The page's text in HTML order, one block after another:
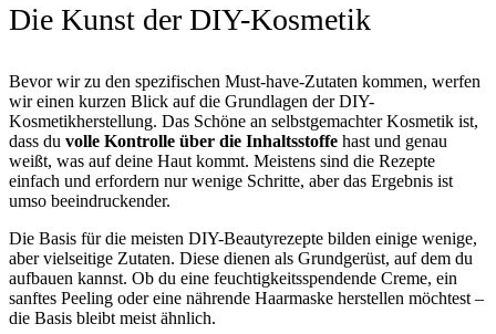
Die Kunst der DIY-Kosmetik
Bevor wir zu den spezifischen Must-have-Zutaten kommen, werfen
wir einen kurzen Blick auf die Grundlagen der DIY-
Kosmetikherstellung. Das Schöne an selbstgemachter Kosmetik ist,
dass du volle Kontrolle über die Inhaltsstoffe hast und genau
weißt, was auf deine Haut kommt. Meistens sind die Rezepte
einfach und erfordern nur wenige Schritte, aber das Ergebnis ist
umso beeindruckender.
Die Basis für die meisten DIY-Beautyrezepte bilden einige wenige,
aber vielseitige Zutaten. Diese dienen als Grundgerüst, auf dem du
aufbauen kannst. Ob du eine feuchtigkeitsspendende Creme, ein
sanftes Peeling oder eine nährende Haarmaske herstellen möchtest –
die Basis bleibt meist ähnlich.